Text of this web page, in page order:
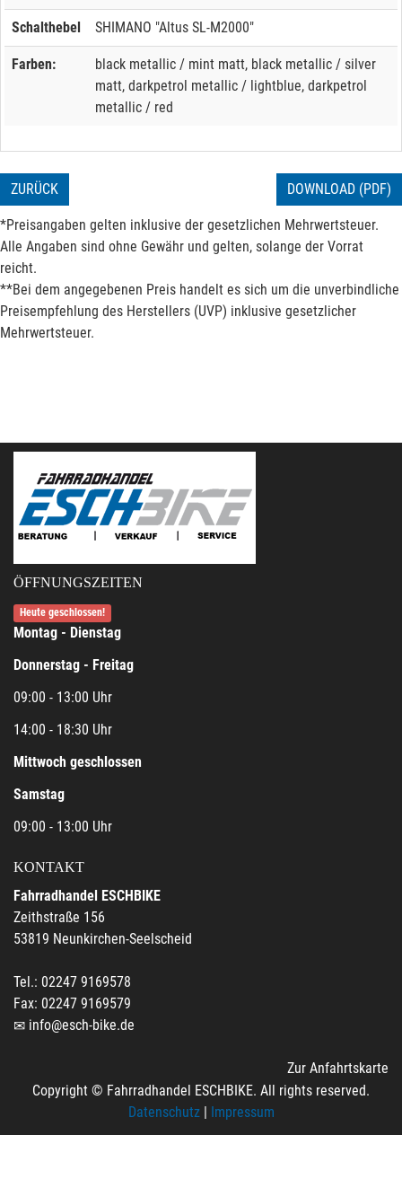
Schalthebel SHIMANO "Altus SL-M2000"
Farben:
black metallic / mint matt, black metallic / silver
matt, darkpetrol metallic / lightblue, darkpetrol
metallic / red
ZURÜCK DOWNLOAD (PDF)
*Preisangaben gelten inklusive der gesetzlichen Mehrwertsteuer.
Alle Angaben sind ohne Gewähr und gelten, solange der Vorrat
reicht.
**Bei dem angegebenen Preis handelt es sich um die unverbindliche
Preisempfehlung des Herstellers (UVP) inklusive gesetzlicher
Mehrwertsteuer.
ÖFFNUNGSZEITEN
Heute geschlossen!
Montag - Dienstag
Donnerstag - Freitag
09:00 - 13:00 Uhr
14:00 - 18:30 Uhr
Mittwoch geschlossen
Samstag
09:00 - 13:00 Uhr
KONTAKT
Fahrradhandel ESCHBIKE
Zeithstraße 156
53819 Neunkirchen-Seelscheid
Tel.: 02247 9169578
Fax: 02247 9169579
info@esch-bike.de
Zur Anfahrtskarte
Copyright © Fahrradhandel ESCHBIKE. All rights reserved.
Datenschutz| Impressum